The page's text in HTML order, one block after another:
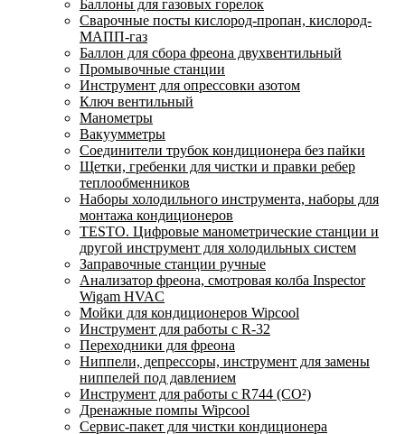
Баллоны для газовых горелок
Сварочные посты кислород-пропан, кислород-
МАПП-газ
Баллон для сбора фреона двухвентильный
Промывочные станции
Инструмент для опрессовки азотом
Ключ вентильный
Манометры
Вакуумметры
Соединители трубок кондиционера без пайки
Щетки, гребенки для чистки и правки ребер
теплообменников
Наборы холодильного инструмента, наборы для
монтажа кондиционеров
TESTO. Цифровые манометрические станции и
другой инструмент для холодильных систем
Заправочные станции ручные
Анализатор фреона, смотровая колба Inspector
Wigam HVAC
Мойки для кондиционеров Wipcool
Инструмент для работы с R-32
Переходники для фреона
Ниппели, депрессоры, инструмент для замены
ниппелей под давлением
Инструмент для работы с R744 (CO²)
Дренажные помпы Wipcool
Сервис-пакет для чистки кондиционера